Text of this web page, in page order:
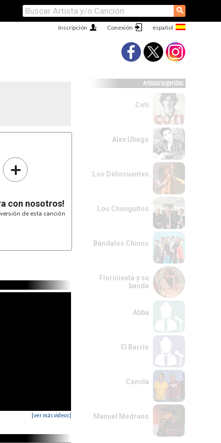
⚲
Conexión
Inscripción
+
con nosotros!
de esta canción
[ver más videos]
Artistas Sugeridos
Coti
Alex Ubago
Los Delincuentes
Los Chunguitos
Bándalos Chinos
Floricienta y su
banda
Abba
El Barrio
Camila
Manuel Medrano